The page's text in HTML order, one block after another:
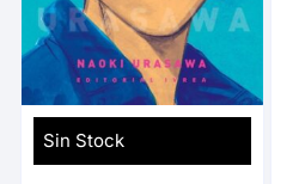
Sin Stock